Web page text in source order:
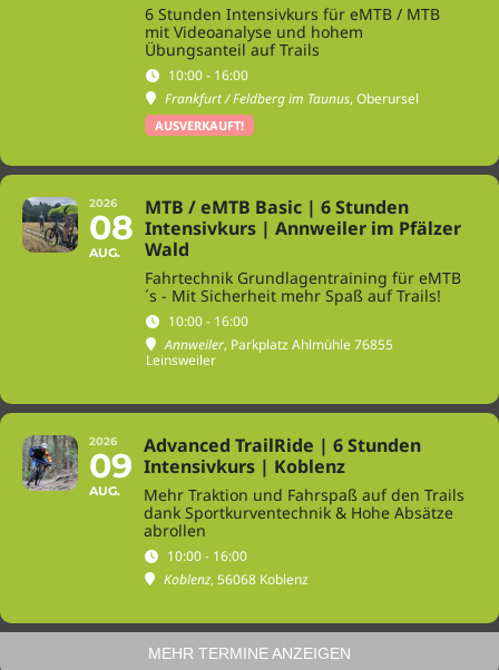
6 Stunden Intensivkurs für eMTB / MTB
mit Videoanalyse und hohem
Übungsanteil auf Trails
10:00 - 16:00
Frankfurt / Feldberg im Taunus, Oberursel
AUSVERKAUFT!
2026
08
AUG.
MTB / eMTB Basic | 6 Stunden
Intensivkurs | Annweiler im Pfälzer
Wald
Fahrtechnik Grundlagentraining für eMTB
´s - Mit Sicherheit mehr Spaß auf Trails!
10:00 - 16:00
Annweiler, Parkplatz Ahlmühle 76855
Leinsweiler
2026
09
AUG.
Advanced TrailRide | 6 Stunden
Intensivkurs | Koblenz
Mehr Traktion und Fahrspaß auf den Trails
dank Sportkurventechnik & Hohe Absätze
abrollen
10:00 - 16:00
Koblenz, 56068 Koblenz
MEHR TERMINE ANZEIGEN